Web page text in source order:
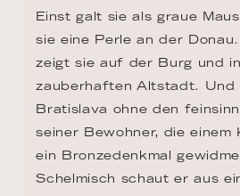
Einst galt sie als graue
sie eine Perle an der
zeigt sie auf der Burg und
zauberhaften Altstadt. Und
Bratislava ohne den
seiner Bewohner, die einem
ein Bronzedenkmal
Schelmisch schaut er aus